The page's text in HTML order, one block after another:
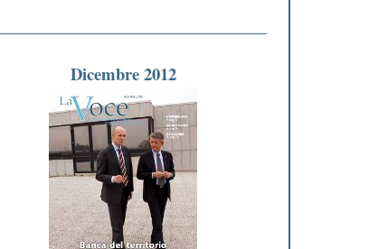
Dicembre 2012